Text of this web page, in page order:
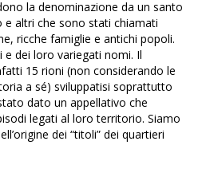
la denominazione da un santo
altri che sono stati chiamati
ricche famiglie e antichi popoli.
e dei loro variegati nomi. Il
15 rioni (non considerando le
a sé) sviluppatisi soprattutto
dato un appellativo che
legati al loro territorio. Siamo
dei “titoli” dei quartieri